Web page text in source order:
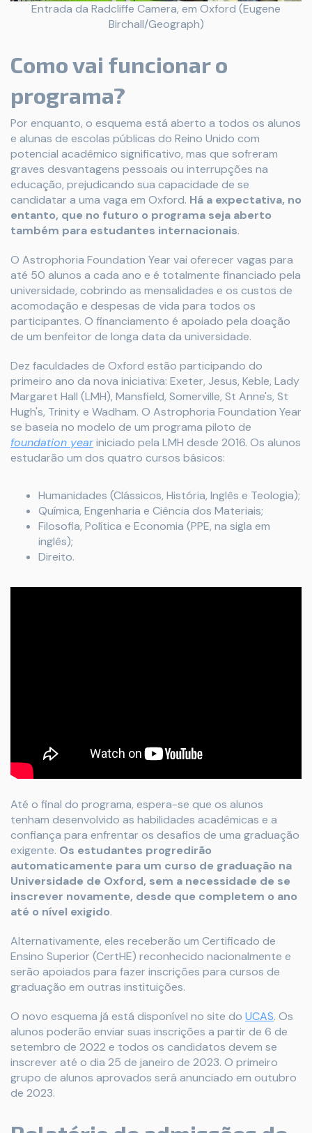
Entrada da Radcliffe Camera, em Oxford (Eugene
Birchall/Geograph)
Como vai funcionar o
programa?
Por enquanto, o esquema está aberto a todos os alunos
e alunas de escolas públicas do Reino Unido com
potencial acadêmico significativo, mas que sofreram
graves desvantagens pessoais ou interrupções na
educação, prejudicando sua capacidade de se
candidatar a uma vaga em Oxford. Há a expectativa, no
entanto, que no futuro o programa seja aberto
também para estudantes internacionais.
O Astrophoria Foundation Year vai oferecer vagas para
até 50 alunos a cada ano e é totalmente financiado pela
universidade, cobrindo as mensalidades e os custos de
acomodação e despesas de vida para todos os
participantes. O financiamento é apoiado pela doação
de um benfeitor de longa data da universidade.
Dez faculdades de Oxford estão participando do
primeiro ano da nova iniciativa: Exeter, Jesus, Keble, Lady
Margaret Hall (LMH), Mansfield, Somerville, St Anne's, St
Hugh's, Trinity e Wadham. O Astrophoria Foundation Year
se baseia no modelo de um programa piloto de
foundation yeariniciado pela LMH desde 2016. Os alunos
estudarão um dos quatro cursos básicos:
Humanidades (Clássicos, História, Inglês e Teologia);
Química, Engenharia e Ciência dos Materiais;
Filosofia, Política e Economia (PPE, na sigla em
inglês);
Direito.
Até o final do programa, espera-se que os alunos
tenham desenvolvido as habilidades acadêmicas e a
confiança para enfrentar os desafios de uma graduação
exigente. Os estudantes progredirão
automaticamente para um curso de graduação na
Universidade de Oxford, sem a necessidade de se
inscrever novamente, desde que completem o ano
até o nível exigido.
Alternativamente, eles receberão um Certificado de
Ensino Superior (CertHE) reconhecido nacionalmente e
serão apoiados para fazer inscrições para cursos de
graduação em outras instituições.
O novo esquema já está disponível no site do UCAS. Os
alunos poderão enviar suas inscrições a partir de 6 de
setembro de 2022 e todos os candidatos devem se
inscrever até o dia 25 de janeiro de 2023. O primeiro
grupo de alunos aprovados será anunciado em outubro
de 2023.